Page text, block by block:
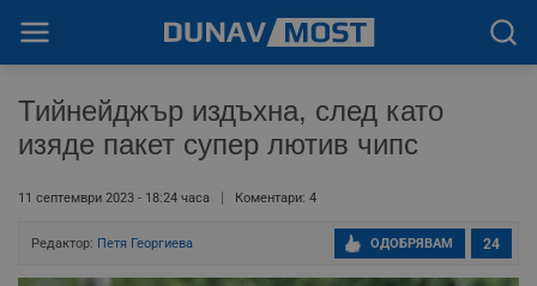
Тийнейджър издъхна, след като
изяде пакет супер лютив чипс
11 септември 2023 - 18:24 часа Коментари: 4
Редактор: Петя Георгиева 24
ОДОБРЯВАМ